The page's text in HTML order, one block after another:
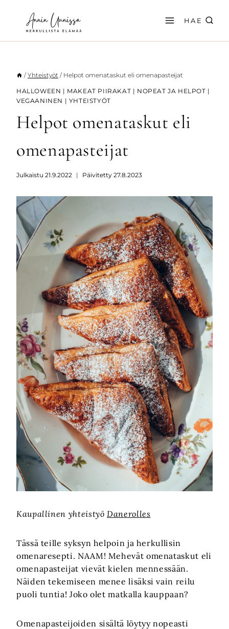
sisältöön
HAE
/ Yhteistyöt / Helpot omenataskut eli omenapasteijat
HALLOWEEN | MAKEAT PIIRAKAT | NOPEAT JA HELPOT |
VEGAANINEN | YHTEISTYÖT
Helpot omenataskut eli
omenapasteijat
Julkaistu 21.9.2022 Päivitetty 27.8.2023
Kaupallinen yhteistyö Danerolles
Tässä teille syksyn helpoin ja herkullisin
omenaresepti. NAAM! Mehevät omenataskut eli
omenapasteijat vievät kielen mennessään.
Näiden tekemiseen menee lisäksi vain reilu
puoli tuntia! Joko olet matkalla kauppaan?
Omenapasteijoiden sisältä löytyy nopeasti